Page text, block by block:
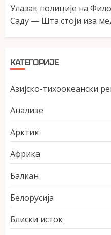
Улазак полиције на
Саду — Шта стоји иза
КАТЕГОРИЈЕ
Азијско-тихоокеански
Анализе
Арктик
Африка
Балкан
Белорусија
Блиски исток